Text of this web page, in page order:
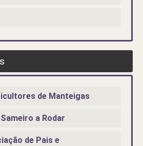
de Manteigas
a Rodar
de Pais e